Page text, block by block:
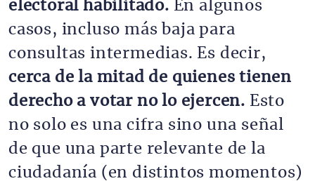
electoral habilitado. En algunos
casos, incluso más baja para
consultas intermedias. Es decir,
cerca de la mitad de quienes tienen
derecho a votar no lo ejercen. Esto
no solo es una cifra sino una señal
de que una parte relevante de la
ciudadanía (en distintos momentos)